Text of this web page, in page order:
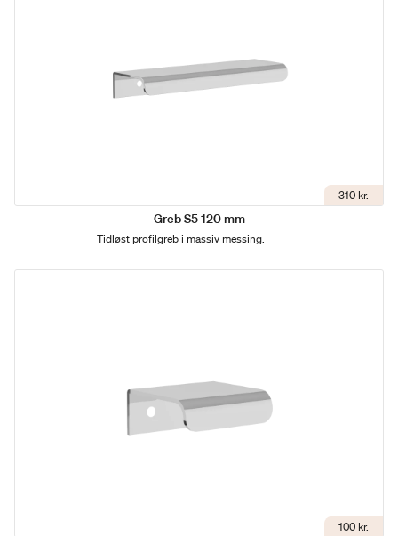
310 kr.
Greb S5 120 mm
Tidløst profilgreb i massiv messing.
100 kr.